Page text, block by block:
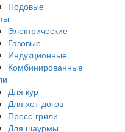
Подовые
Электрические
Газовые
Индукционные
Комбинированные
Для кур
Для хот-догов
Пресс-грили
Для шаурмы